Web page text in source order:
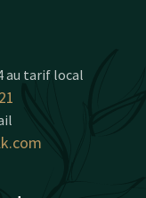
au tarif local